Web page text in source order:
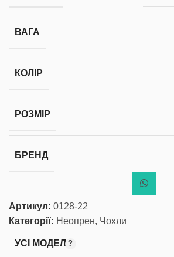
ВАГА
КОЛІР
РОЗМІР
БРЕНД
Артикул: 0128-22
Категорії: Неопрен, Чохли
УСІ МОДЕЛІ